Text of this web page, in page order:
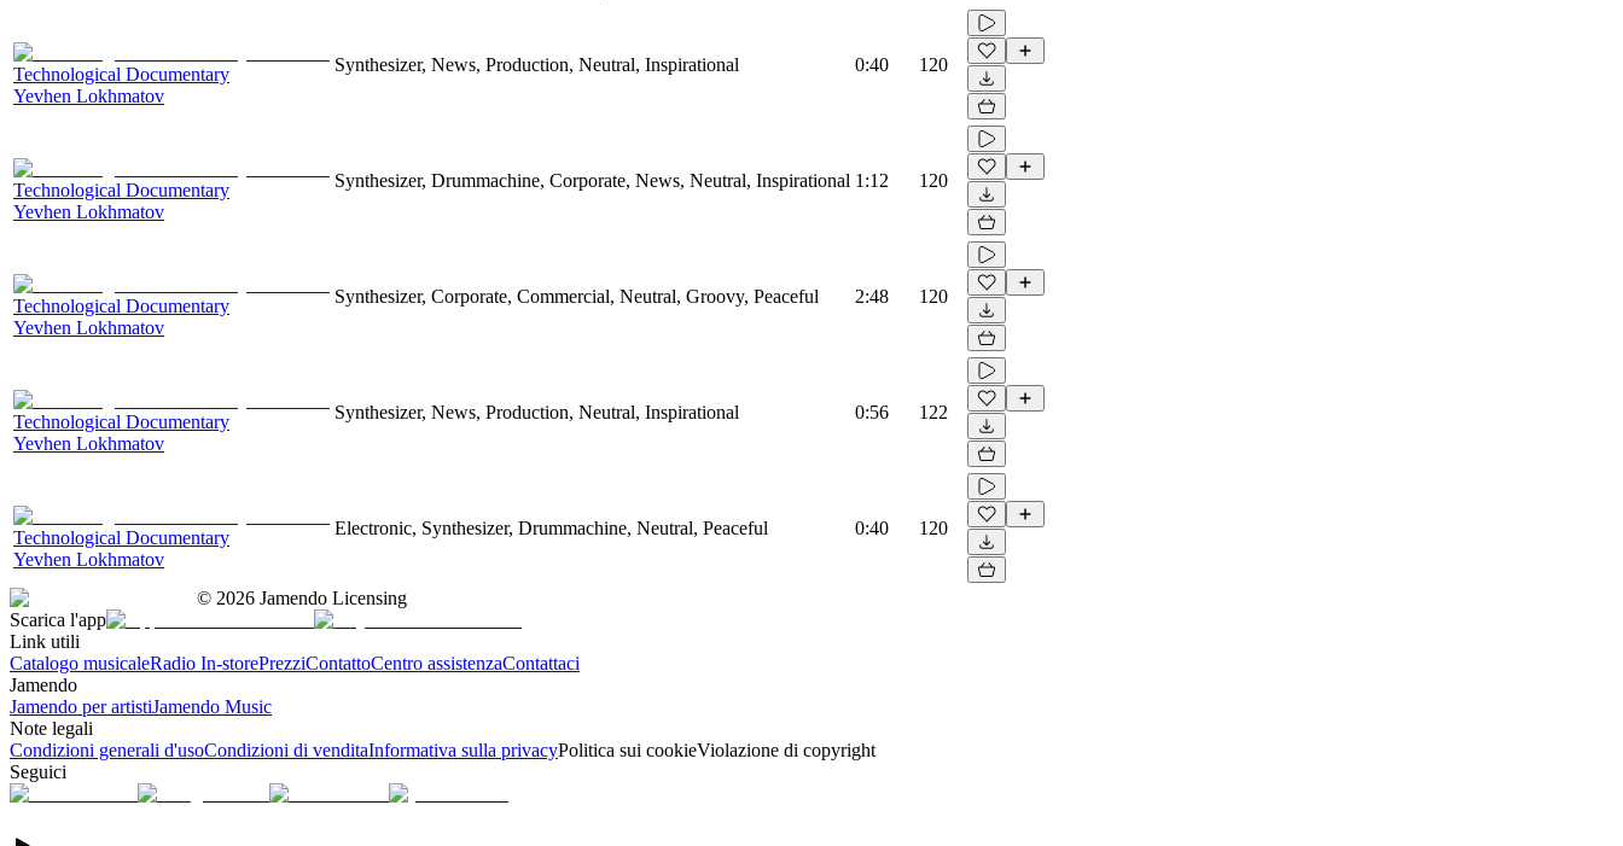
Technological Documentary
Yevhen Lokhmatov
Synthesizer, News, Production, Neutral, Inspirational 0:40 120
Technological Documentary
Yevhen Lokhmatov
Synthesizer, Drummachine, Corporate, News, Neutral, Inspirational 1:12 120
Technological Documentary
Yevhen Lokhmatov
Synthesizer, Corporate, Commercial, Neutral, Groovy, Peaceful 2:48 120
Technological Documentary
Yevhen Lokhmatov
Synthesizer, News, Production, Neutral, Inspirational 0:56 122
Technological Documentary
Yevhen Lokhmatov
Electronic, Synthesizer, Drummachine, Neutral, Peaceful 0:40 120
© 2026 Jamendo Licensing
Scarica l'app
Link utili
Catalogo musicaleRadio In-storePrezziContattoCentro assistenzaContattaci
Jamendo
Jamendo per artistiJamendo Music
Note legali
Condizioni generali d'usoCondizioni di venditaInformativa sulla privacyPolitica sui cookieViolazione di copyright
Seguici